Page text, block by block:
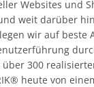
Websites und
weit darüber
wir auf beste
300
heute von